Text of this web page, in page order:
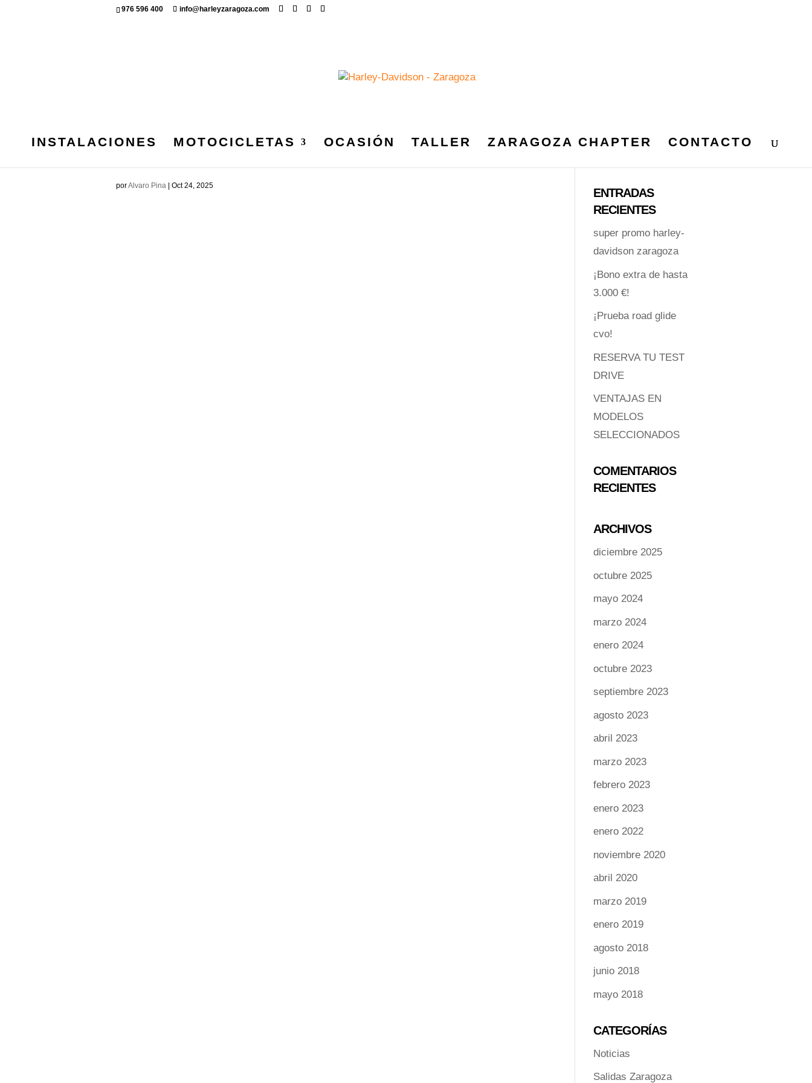
976 596 400 info@harleyzaragoza.com
INSTALACIONES MOTOCICLETAS OCASIÓN TALLER ZARAGOZA CHAPTER CONTACTO
porAlvaro Pina Oct 24, 2025
ENTRADAS
RECIENTES
super promo harley-
davidson zaragoza
¡Bono extra de hasta
3.000 €!
¡Prueba road glide
cvo!
RESERVA TU TEST
DRIVE
VENTAJAS EN
MODELOS
SELECCIONADOS
COMENTARIOS
RECIENTES
ARCHIVOS
diciembre 2025
octubre 2025
mayo 2024
marzo 2024
enero 2024
octubre 2023
septiembre 2023
agosto 2023
abril 2023
marzo 2023
febrero 2023
enero 2023
enero 2022
noviembre 2020
abril 2020
marzo 2019
enero 2019
agosto 2018
junio 2018
mayo 2018
CATEGORÍAS
Noticias
Salidas Zaragoza